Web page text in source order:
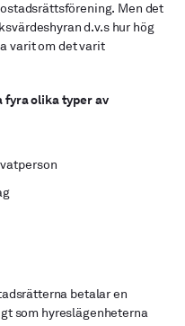
880 02 40
Men det
d.v.s hur hög
varit om det varit
fyra olika typer av
betalar en
som hyreslägenheterna